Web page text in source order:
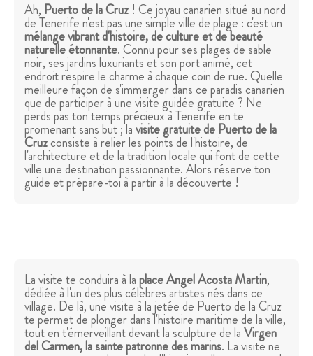
Ah, Puerto de la Cruz ! Ce joyau canarien situé au nord
de Tenerife n'est pas une simple ville de plage : c'est un
mélange vibrant d'histoire, de culture et de beauté
naturelle étonnante. Connu pour ses plages de sable
noir, ses jardins luxuriants et son port animé, cet
endroit respire le charme à chaque coin de rue. Quelle
meilleure façon de s'immerger dans ce paradis canarien
que de participer à une visite guidée gratuite ? Ne
perds pas ton temps précieux à Tenerife en te
promenant sans but ; lavisite gratuite de Puerto de la
Cruzconsiste à relier les points de l'histoire, de
l'architecture et de la tradition locale qui font de cette
ville une destination passionnante. Alors réserve ton
guide et prépare-toi à partir à la découverte !
La visite te conduira à laplace Angel Acosta Martin,
dédiée à l'un des plus célèbres artistes nés dans ce
village. De là, une visite à la jetée de Puerto de la Cruz
te permet de plonger dans l'histoire maritime de la ville,
tout en t'émerveillant devant la sculpture de laVirgen
del Carmen, la sainte patronne des marins. La visite ne